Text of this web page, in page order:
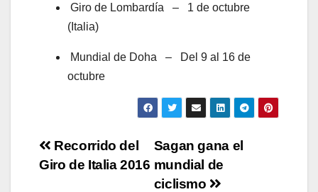
Giro de Lombardía – 1 de octubre
(Italia)
Mundial de Doha – Del 9 al 16 de
octubre
NavegaciónSagan gana el
mundial de
ciclismo
Recorrido del
Giro de Italia 2016